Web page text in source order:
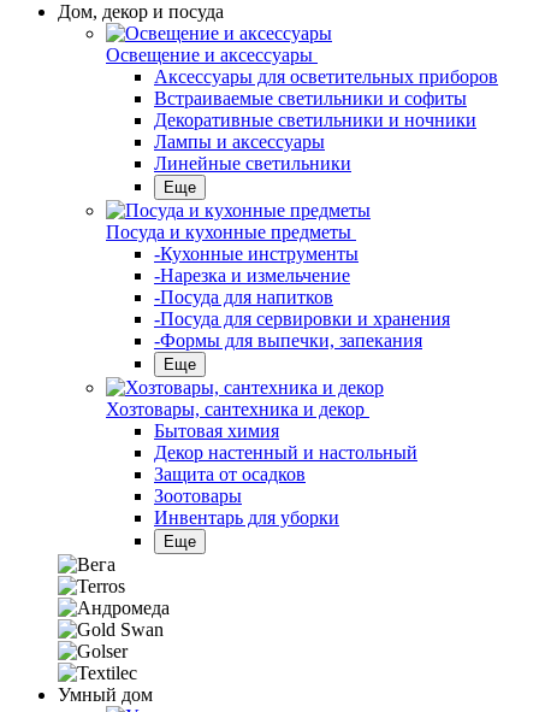
Дом, декор и посуда
Освещение и аксессуары
Аксессуары для осветительных приборов
Встраиваемые светильники и софиты
Декоративные светильники и ночники
Лампы и аксессуары
Линейные светильники
Еще
Посуда и кухонные предметы
-Кухонные инструменты
-Нарезка и измельчение
-Посуда для напитков
-Посуда для сервировки и хранения
-Формы для выпечки, запекания
Еще
Хозтовары, сантехника и декор
Бытовая химия
Декор настенный и настольный
Защита от осадков
Зоотовары
Инвентарь для уборки
Еще
Умный дом